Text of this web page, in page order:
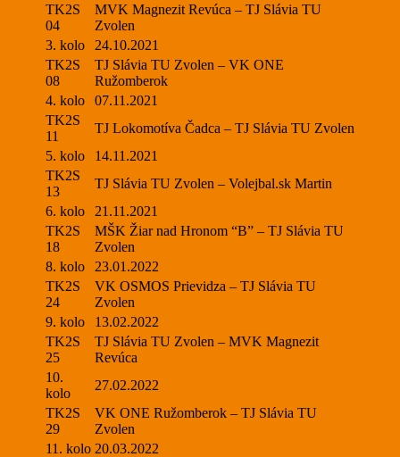
TK2S
04
MVK Magnezit Revúca – TJ Slávia TU
Zvolen
3. kolo
24.10.2021
TK2S
08
TJ Slávia TU Zvolen – VK ONE
Ružomberok
4. kolo
07.11.2021
TK2S
11
TJ Lokomotíva Čadca – TJ Slávia TU Zvolen
5. kolo
14.11.2021
TK2S
13
TJ Slávia TU Zvolen – Volejbal.sk Martin
6. kolo
21.11.2021
TK2S
18
MŠK Žiar nad Hronom “B” – TJ Slávia TU
Zvolen
8. kolo
23.01.2022
TK2S
24
VK OSMOS Prievidza – TJ Slávia TU
Zvolen
9. kolo
13.02.2022
TK2S
25
TJ Slávia TU Zvolen – MVK Magnezit
Revúca
10.
kolo
27.02.2022
TK2S
29
VK ONE Ružomberok – TJ Slávia TU
Zvolen
11. kolo 20.03.2022